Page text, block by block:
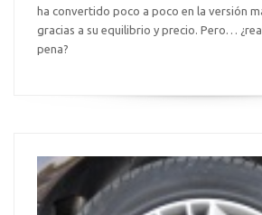
ha convertido poco a poco en la versión
gracias a su equilibrio y precio. Pero…
pena?